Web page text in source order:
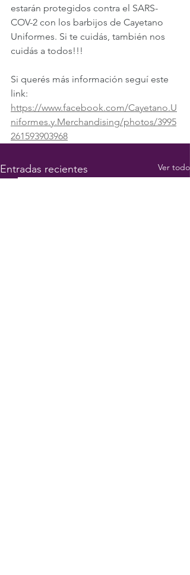
estarán protegidos contra el SARS-
COV-2 con los barbijos de Cayetano
Uniformes. Si te cuidás, también nos
cuidás a todos!!!
Si querés más información seguí este
link:
https://www.facebook.com/Cayetano.U
niformes.y.Merchandising/photos/3995
261593903968
Entradas recientes Ver todo